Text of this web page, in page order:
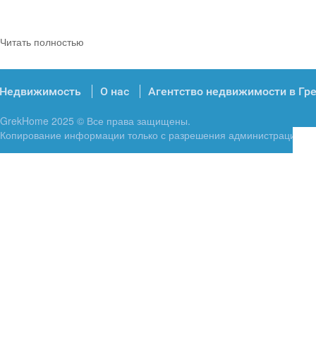
Читать полностью
Недвижимость О нас Агентство недвижимости в
GrekHome 2025 © Все права защищены.
Копирование информации только с разрешения администрации.